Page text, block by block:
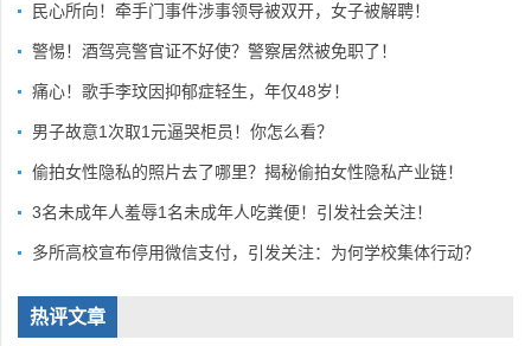
民心所向！牵手门事件涉事领导被双开，女子被解聘！
警惕！酒驾亮警官证不好使？警察居然被免职了！
痛心！歌手李玟因抑郁症轻生，年仅48岁！
男子故意1次取1元逼哭柜员！你怎么看？
偷拍女性隐私的照片去了哪里？揭秘偷拍女性隐私产业链！
3名未成年人羞辱1名未成年人吃粪便！引发社会关注！
多所高校宣布停用微信支付，引发关注：为何学校集体行动？
热评文章